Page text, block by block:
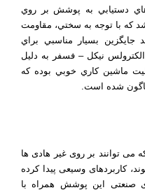
دستيابي به پوشش بر روي
كه با توجه به سختي، مقاومت
بسيار مناسبي براي
نيكل – فسفر به دليل
ماشين كاري خوبي بوده كه
شده است.
می توانند بر روی غیر هادی ها
کاربردهای وسیعی پیدا کرده
صنعتی این پوشش همراه با